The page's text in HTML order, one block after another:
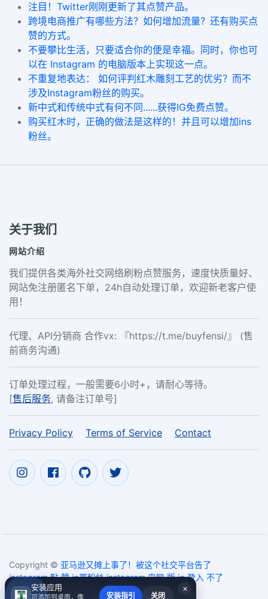
注目！Twitter刚刚更新了其点赞产品。
跨境电商推广有哪些方法？如何增加流量？还有购买点
赞的方式。
不要攀比生活，只要适合你的便是幸福。同时，你也可
以在 Instagram 的电脑版本上实现这一点。
不重复地表达： 如何评判红木雕刻工艺的优劣？而不
涉及Instagram粉丝的购买。
新中式和传统中式有何不同......获得IG免费点赞。
购买红木时，正确的做法是这样的！并且可以增加ins
粉丝。
关于我们
网站介绍
我们提供各类海外社交网络刷粉点赞服务，速度快质量好、
网站免注册匿名下单，24h自动处理订单，欢迎新老客户使
用！
代理、API分销商 合作vx: 『https://t.me/buyfensi/』 (售
前商务沟通)
订单处理过程，一般需要6小时+，请耐心等待。
[售后服务, 请备注订单号]
Privacy Policy Terms of Service Contact
Copyright © 亚马逊又摊上事了！被这个社交平台告了
instagram 點 贊,ig買粉絲,instagram 电脑 版,ig 登入 不了
2017~2026
×
安装应用
可添加到桌面，像 安装指引 关闭